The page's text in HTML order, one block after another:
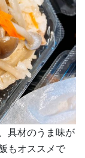
具材のうま味が
もオススメで